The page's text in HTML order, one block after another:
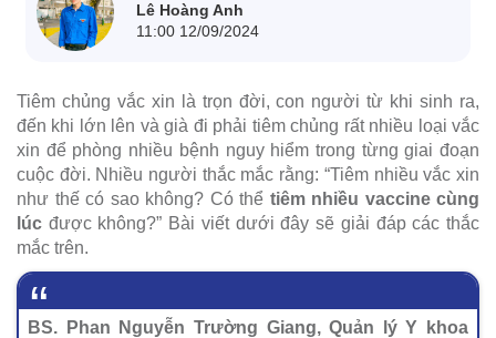
Lê Hoàng Anh
11:00 12/09/2024
Tiêm chủng vắc xin là trọn đời, con người từ khi sinh ra,
đến khi lớn lên và già đi phải tiêm chủng rất nhiều loại vắc
xin để phòng nhiều bệnh nguy hiểm trong từng giai đoạn
cuộc đời. Nhiều người thắc mắc rằng: “Tiêm nhiều vắc xin
như thế có sao không? Có thể tiêm nhiều vaccine cùng
lúc được không?” Bài viết dưới đây sẽ giải đáp các thắc
mắc trên.
BS. Phan Nguyễn Trường Giang, Quản lý Y khoa